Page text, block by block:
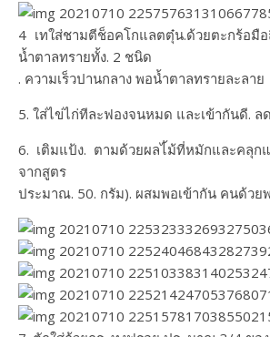
4 เทใส่ชามตีช็อคโกแลตตุ๋น.ด้วยตะกร้อ
น้ำตาลทรายทั้ง. 2 ชนิด
. ความเร็วปานกลาง พอน้ำตาลทรายละลาย
5. ใส่ไข่ไก่ทีละฟองจนหมด และเข้ากันดี. ล
6. เติมแป้ง. ตามด้วยผลไ้ม้ที่หมักและคลุก
จากสูตร
ประมาณ. 50. กรัม). ผสมพอเข้ากัน คนด้วย